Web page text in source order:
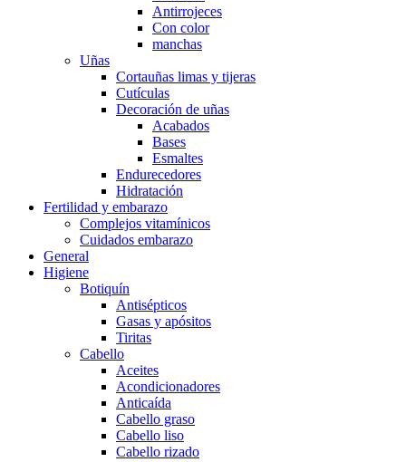
Antirrojeces
Con color
manchas
Uñas
Cortauñas limas y tijeras
Cutículas
Decoración de uñas
Acabados
Bases
Esmaltes
Endurecedores
Hidratación
Fertilidad y embarazo
Complejos vitamínicos
Cuidados embarazo
General
Higiene
Botiquín
Antisépticos
Gasas y apósitos
Tiritas
Cabello
Aceites
Acondicionadores
Anticaída
Cabello graso
Cabello liso
Cabello rizado